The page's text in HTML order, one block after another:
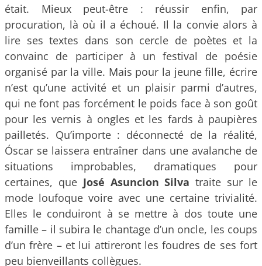
était. Mieux peut-être : réussir enfin, par
procuration, là où il a échoué. Il la convie alors à
lire ses textes dans son cercle de poètes et la
convainc de participer à un festival de poésie
organisé par la ville. Mais pour la jeune fille, écrire
n’est qu’une activité et un plaisir parmi d’autres,
qui ne font pas forcément le poids face à son goût
pour les vernis à ongles et les fards à paupières
pailletés. Qu’importe : déconnecté de la réalité,
Óscar se laissera entraîner dans une avalanche de
situations improbables, dramatiques pour
certaines, que José Asuncion Silvatraite sur le
mode loufoque voire avec une certaine trivialité.
Elles le conduiront à se mettre à dos toute une
famille – il subira le chantage d’un oncle, les coups
d’un frère – et lui attireront les foudres de ses fort
peu bienveillants collègues.